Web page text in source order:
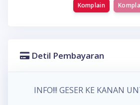
Komplain
Detil Pembayaran
INFO!!! GESER KE KANAN